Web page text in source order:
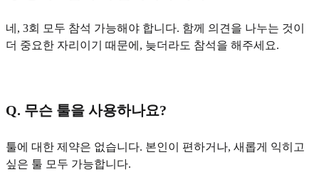
네, 3회 모두 참석 가능해야 합니다. 함께 의견을 나누는 것이
더 중요한 자리이기 때문에, 늦더라도 참석을 해주세요.
Q. 무슨 툴을 사용하나요?
툴에 대한 제약은 없습니다. 본인이 편하거나, 새롭게 익히고
싶은 툴 모두 가능합니다.